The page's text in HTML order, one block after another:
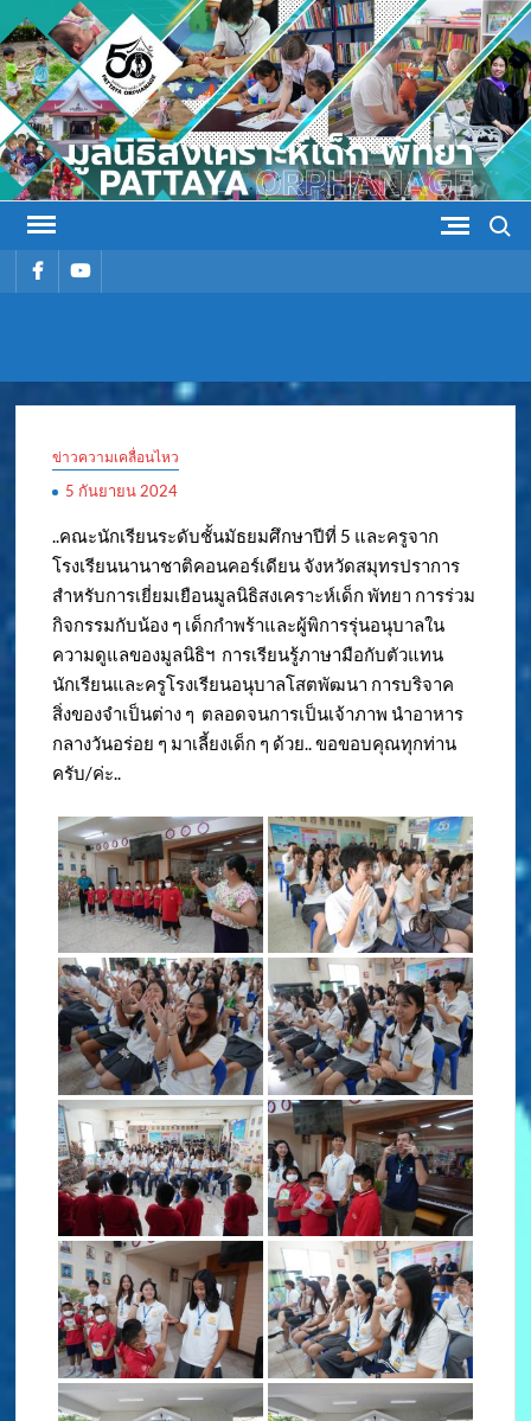
Skip
to
content
รายการรายการ
สงเคราะห์
ข่าวความเคลื่อนไหว
5 กันยายน 2024
..คณะนักเรียนระดับชั้นมัธยมศึกษาปีที่ 5 และครูจาก
โรงเรียนนานาชาติคอนคอร์เดียน จังหวัดสมุทรปราการ
สำหรับการเยี่ยมเยือนมูลนิธิสงเคราะห์เด็ก พัทยา การร่วม
กิจกรรมกับน้อง ๆ เด็กกำพร้าและผู้พิการรุ่นอนุบาลใน
ความดูแลของมูลนิธิฯ การเรียนรู้ภาษามือกับตัวแทน
นักเรียนและครูโรงเรียนอนุบาลโสตพัฒนา การบริจาค
สิ่งของจำเป็นต่าง ๆ ตลอดจนการเป็นเจ้าภาพ นำอาหาร
กลางวันอร่อย ๆ มาเลี้ยงเด็ก ๆ ด้วย.. ขอขอบคุณทุกท่าน
ครับ/ค่ะ..